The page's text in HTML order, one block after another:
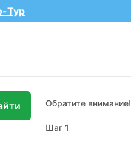
Тур
Обратите внимание!
Шаг 1